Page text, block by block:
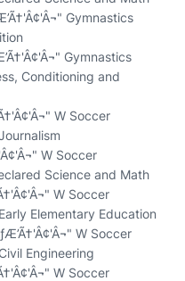
Gymnastics
Gymnastics
Conditioning and
W Soccer
W Soccer
Science and Math
W Soccer
Elementary Education
W Soccer
Engineering
W Soccer